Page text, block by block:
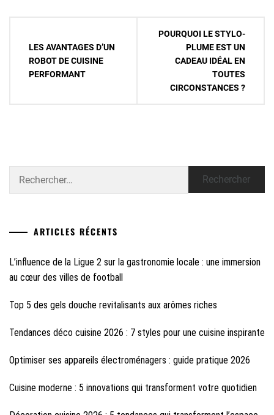
l’article
LES AVANTAGES D’UN
ROBOT DE CUISINE
PERFORMANT
POURQUOI LE STYLO-
PLUME EST UN
CADEAU IDÉAL EN
TOUTES
CIRCONSTANCES ?
ARTICLES RÉCENTS
L’influence de la Ligue 2 sur la gastronomie locale : une immersion
au cœur des villes de football
Top 5 des gels douche revitalisants aux arômes riches
Tendances déco cuisine 2026 : 7 styles pour une cuisine inspirante
Optimiser ses appareils électroménagers : guide pratique 2026
Cuisine moderne : 5 innovations qui transforment votre quotidien